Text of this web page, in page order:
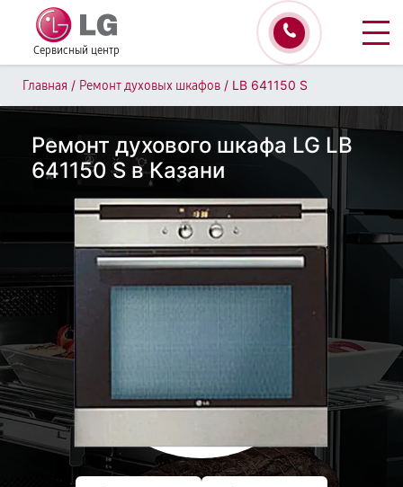
Сервисный центр
Главная / Ремонт духовых шкафов / LB 641150 S
Ремонт духового шкафа LG LB
641150 S в Казани